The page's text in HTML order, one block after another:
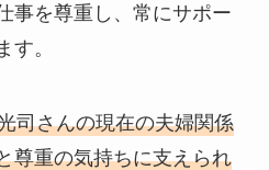
事を尊重し、常にサポー
す。
司さんの現在の夫婦関係
尊重の気持ちに支えられ